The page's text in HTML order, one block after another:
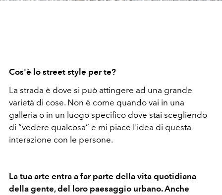
Cos'è lo street style per te?
La strada è dove si può attingere ad una grande
varietà di cose. Non è come quando vai in una
galleria o in un luogo specifico dove stai scegliendo
di “vedere qualcosa” e mi piace l'idea di questa
interazione con le persone.
La tua arte entra a far parte della vita quotidiana
della gente, del loro paesaggio urbano. Anche